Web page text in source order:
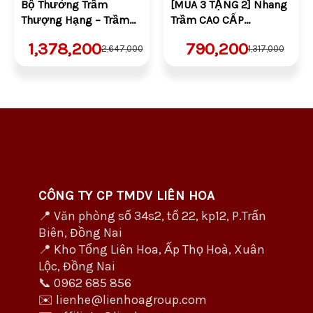
– Hoàn hảo để biếu tặng đối tác, cấp trên, cha mẹ,
thầy cô, bạn bè thân hữu duyên.
📦 Thông tin sản phẩm
– Tên: [HÀNG XUẤT KHẨU] BoxSet Trầm Không Tăm –
Bộ Thưởng Trầm
Thượng Hạng – Trầm
Không Tăm
2,647,000
1,378,200
[MUA 3 TẶNG 2] Nhang
Trầm CAO CẤP
Sạch | Thơm | 100% Tự
1,317,000
790,200
CÔNG TY CP TMDV LIÊN HOA
📍 Văn phòng số 34s2, tổ 22, kp12, P.Trấn
Biên, Đồng Nai
📍 Kho Tổng Liên Hoa, Ấp Thọ Hoà, Xuân
Lộc, Đồng Nai
📞 0962 685 856
✉️ lienhe@lienhoagroup.com